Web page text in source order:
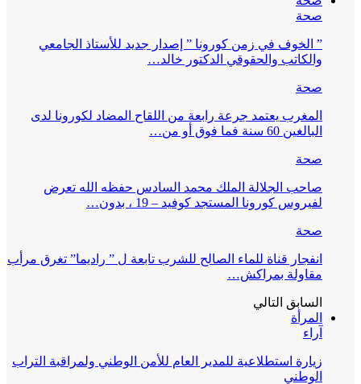
صحة
” الخوف في زمن كورونا ” إصدار جديد للأستاذ الجامعي
والكاتب والحقوقي الدكتور خالد…
صحة
المغرب يعتمد جرعة رابعة من اللقاح المضاد لكورونا لدى
البالغين 60 سنة فما فوق أو من…
صحة
صاحب الجلالة الملك محمد السادس حفظه الله تعرض
لفيروس كورونا المستجد كوفيد – 19 ، بدون…
صحة
انفجار قناة للماء الصالح للشرب تابعة ل ” راديما” تغرق مرأب
مقاولة بمراكش…
السابق التالي
المرأة
آراء
زيارة استطلاعية للمدير العام للأمن الوطني ولمراقبة التراب
الوطني